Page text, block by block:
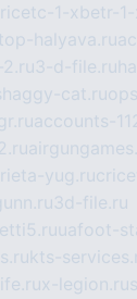
1-xbetr-
top-halyava.ru
3-d-file.ru
cat.ru
accounts-
yug.ru
3d-file.ru
uafoot-
kts-
x-legion.ru